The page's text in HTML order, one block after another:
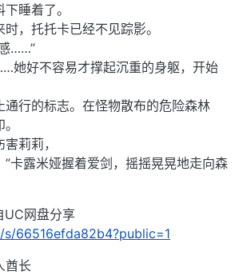
睡着了。
，托托卡已经不见踪影。
……”
她好不容易才撑起沉重的身躯，开始
通行的标志。在怪物散布的危险森林
莉莉，
卡露米娅握着爱剑，摇摇晃晃地走向森
UC网盘分享
66516efda82b4?public=1
酋长